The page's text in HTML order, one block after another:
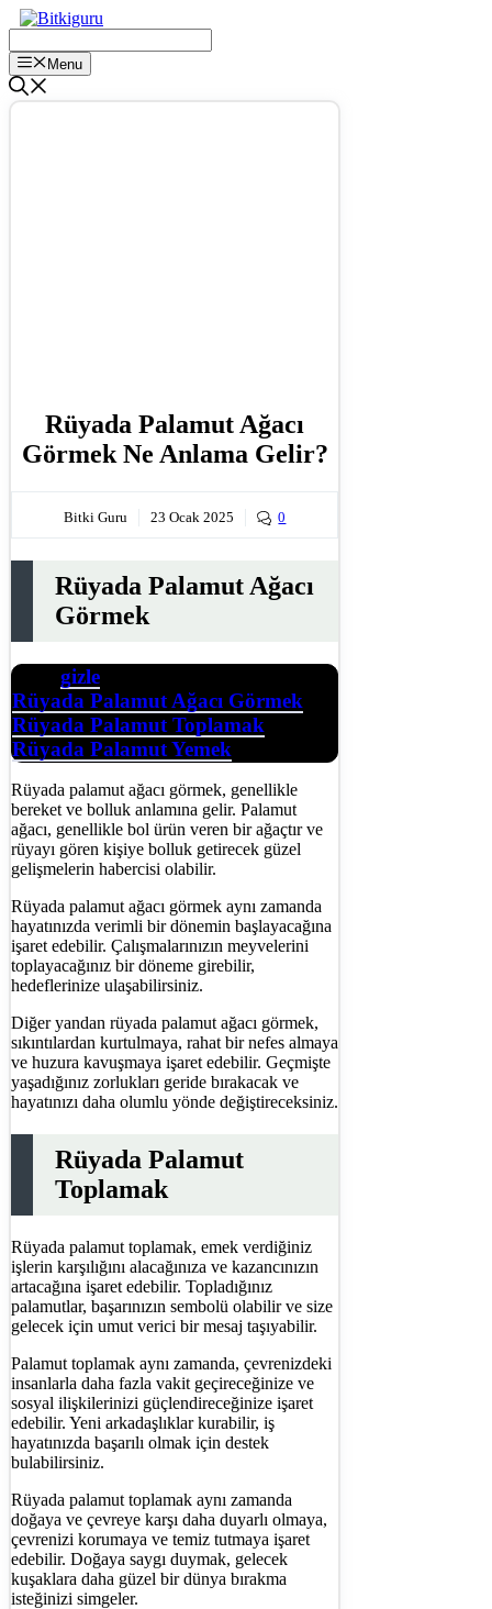
İçeriğe
Menu
Rüyada Palamut Ağacı
Görmek Ne Anlama Gelir?
Bitki Guru 23 Ocak 2025 0
Rüyada Palamut Ağacı
Görmek
İçerik
gizle
Rüyada Palamut Ağacı Görmek
Rüyada Palamut Toplamak
Rüyada Palamut Yemek
Rüyada palamut ağacı görmek, genellikle
bereket ve bolluk anlamına gelir. Palamut
ağacı, genellikle bol ürün veren bir ağaçtır ve
rüyayı gören kişiye bolluk getirecek güzel
gelişmelerin habercisi olabilir.
Rüyada palamut ağacı görmek aynı zamanda
hayatınızda verimli bir dönemin başlayacağına
işaret edebilir. Çalışmalarınızın meyvelerini
toplayacağınız bir döneme girebilir,
hedeflerinize ulaşabilirsiniz.
Diğer yandan rüyada palamut ağacı görmek,
sıkıntılardan kurtulmaya, rahat bir nefes almaya
ve huzura kavuşmaya işaret edebilir. Geçmişte
yaşadığınız zorlukları geride bırakacak ve
hayatınızı daha olumlu yönde değiştireceksiniz.
Rüyada Palamut
Toplamak
Rüyada palamut toplamak, emek verdiğiniz
işlerin karşılığını alacağınıza ve kazancınızın
artacağına işaret edebilir. Topladığınız
palamutlar, başarınızın sembolü olabilir ve size
gelecek için umut verici bir mesaj taşıyabilir.
Palamut toplamak aynı zamanda, çevrenizdeki
insanlarla daha fazla vakit geçireceğinize ve
sosyal ilişkilerinizi güçlendireceğinize işaret
edebilir. Yeni arkadaşlıklar kurabilir, iş
hayatınızda başarılı olmak için destek
bulabilirsiniz.
Rüyada palamut toplamak aynı zamanda
doğaya ve çevreye karşı daha duyarlı olmaya,
çevrenizi korumaya ve temiz tutmaya işaret
edebilir. Doğaya saygı duymak, gelecek
kuşaklara daha güzel bir dünya bırakma
isteğinizi simgeler.